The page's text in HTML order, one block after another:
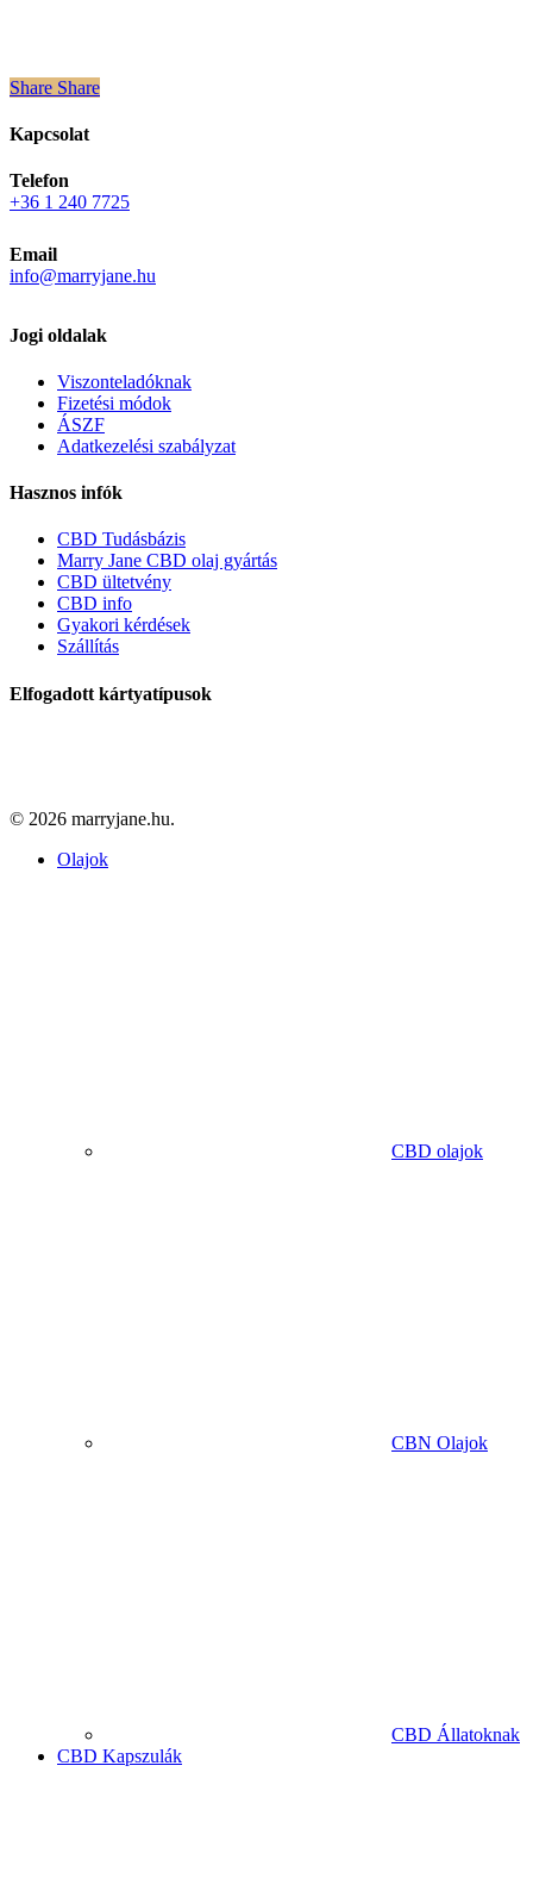
Share
Share Share
Kapcsolat
Telefon
+36 1 240 7725
Email
info@marryjane.hu
Jogi oldalak
Viszonteladóknak
Fizetési módok
ÁSZF
Adatkezelési szabályzat
Hasznos infók
CBD Tudásbázis
Marry Jane CBD olaj gyártás
CBD ültetvény
CBD info
Gyakori kérdések
Szállítás
Elfogadott kártyatípusok
© 2026 marryjane.hu.
Close
Olajok
CBD olajok
CBN Olajok
CBD Állatoknak
CBD Kapszulák